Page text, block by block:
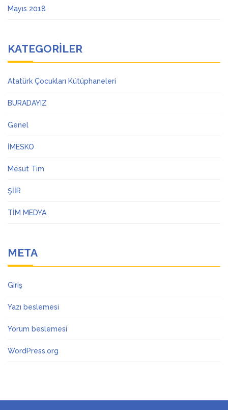
Mayıs 2018
KATEGORILER
Atatürk Çocukları Kütüphaneleri
BURADAYIZ
Genel
İMESKO
Mesut Tim
ŞİİR
TİM MEDYA
META
Giriş
Yazı beslemesi
Yorum beslemesi
WordPress.org